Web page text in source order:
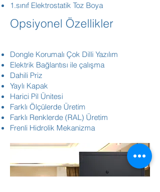
1.sınıf Elektrostatik Toz Boya
Opsiyonel Özellikler
Dongle Korumalı Çok Dilli Yazılım
Elektrik Bağlantısı ile çalışma
Dahili Priz
Yaylı Kapak
Harici Pil Ünitesi
Farklı Ölçülerde Üretim
Farklı Renklerde (RAL) Üretim
Frenli Hidrolik Mekanizma